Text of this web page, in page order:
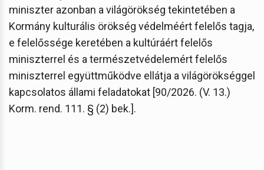
miniszter azonban a világörökség tekintetében a
Kormány kulturális örökség védelméért felelős tagja,
e felelőssége keretében a kultúráért felelős
miniszterrel és a természetvédelemért felelős
miniszterrel együttműködve ellátja a világörökséggel
kapcsolatos állami feladatokat [90/2026. (V. 13.)
Korm. rend. 111. § (2) bek.].